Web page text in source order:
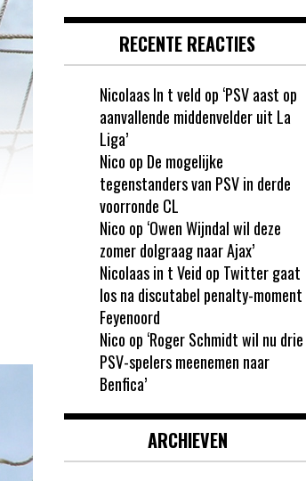
RECENTE REACTIES
Nicolaas In t veld op ‘PSV aast op
aanvallende middenvelder uit La
Liga’
Nico op De mogelijke
tegenstanders van PSV in derde
voorronde CL
Nico op ‘Owen Wijndal wil deze
zomer dolgraag naar Ajax’
Nicolaas in t Veid op Twitter gaat
los na discutabel penalty-moment
Feyenoord
Nico op ‘Roger Schmidt wil nu drie
PSV-spelers meenemen naar
Benfica’
ARCHIEVEN